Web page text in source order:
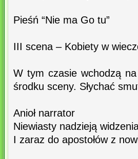
Pieśń “Nie ma Go tu”
III scena – Kobiety w
W tym czasie wchodzą
środku sceny. Słychać
Anioł narrator
Niewiasty nadzieją
I zaraz do apostołów z